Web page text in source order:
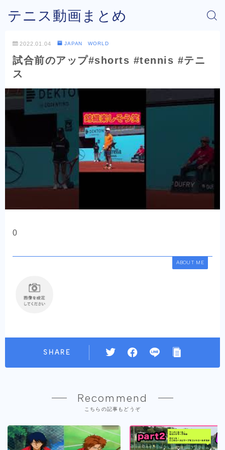
テニス動画まとめ
2022.01.04 JAPAN WORLD
試合前のアップ#shorts #tennis #テニ
ス
0
ABOUT ME
SHARE
Recommend
こちらの記事もどうぞ